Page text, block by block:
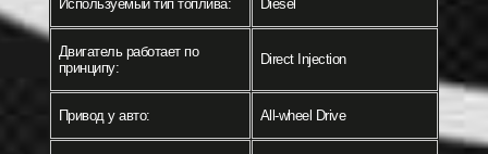
Используемый тип топлива: Diesel
Двигатель работает по
принципу:
Direct Injection
Привод у авто: All-wheel Drive